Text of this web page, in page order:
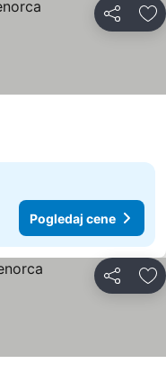
Deli
Pogledaj cene
Deli